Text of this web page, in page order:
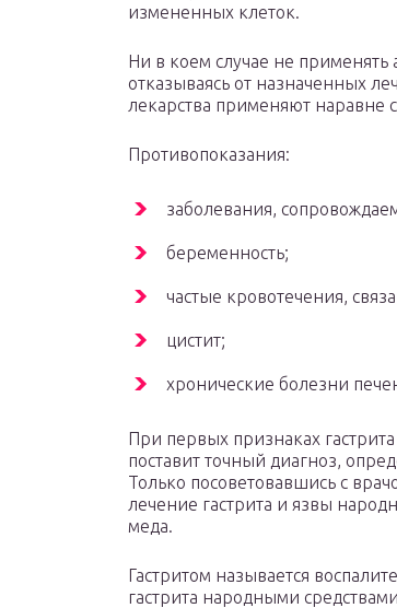
измененных клеток.
Ни в коем случае не применять
отказываясь от назначенных
лекарства применяют наравне
Противопоказания:
заболевания,
беременность;
частые кровотечения,
цистит;
хронические болезни
При первых признаках
поставит точный диагноз,
Только посоветовавшись с
лечение гастрита и язвы
меда.
Гастритом называется
гастрита народными